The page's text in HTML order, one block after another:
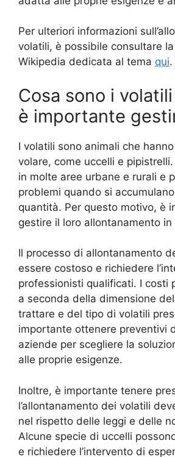
Per ulteriori informazioni
volatili, è possibile consultare
Wikipedia dedicata al tema qui.
Cosa sono i
è importante
I volatili sono animali che
volare, come uccelli e
in molte aree urbane e rurali e
problemi quando si
quantità. Per questo motivo, è
gestire il loro allontanamento
Il processo di allontanamento
essere costoso e richiedere
professionisti qualificati. I costi
a seconda della dimensione
trattare e del tipo di volatili
importante ottenere preventivi
aziende per scegliere la
alle proprie esigenze.
Inoltre, è importante tenere
l’allontanamento dei volatili
nel rispetto delle leggi e delle
Alcune specie di uccelli
e richiedere l’intervento di